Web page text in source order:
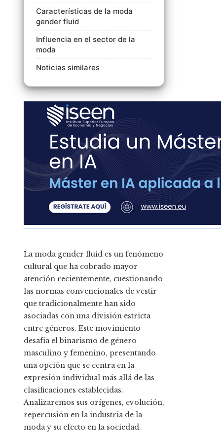
Características de la moda
gender fluid
Influencia en el sector de la
moda
Noticias similares
La moda gender fluid es un fenómeno
cultural que ha cobrado mayor
atención recientemente, cuestionando
las normas convencionales de vestir
que tradicionalmente han sido
asociadas con una división estricta
entre géneros. Este movimiento
desafía el binarismo de género
masculino y femenino, presentando
una opción que se centra en la
expresión individual más allá de las
clasificaciones establecidas.
Analizaremos sus orígenes, evolución,
repercusión en la industria de la
moda y su efecto en la sociedad.